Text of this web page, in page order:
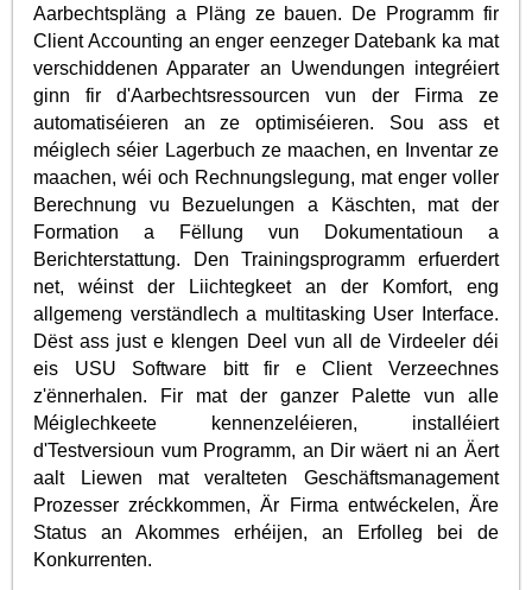
Aarbechtspläng a Pläng ze bauen. De Programm fir
Client Accounting an enger eenzeger Datebank ka mat
verschiddenen Apparater an Uwendungen integréiert
ginn fir d'Aarbechtsressourcen vun der Firma ze
automatiséieren an ze optimiséieren. Sou ass et
méiglech séier Lagerbuch ze maachen, en Inventar ze
maachen, wéi och Rechnungslegung, mat enger voller
Berechnung vu Bezuelungen a Käschten, mat der
Formation a Fëllung vun Dokumentatioun a
Berichterstattung. Den Trainingsprogramm erfuerdert
net, wéinst der Liichtegkeet an der Komfort, eng
allgemeng verständlech a multitasking User Interface.
Dëst ass just e klengen Deel vun all de Virdeeler déi
eis USU Software bitt fir e Client Verzeechnes
z'ënnerhalen. Fir mat der ganzer Palette vun alle
Méiglechkeete kennenzeléieren, installéiert
d'Testversioun vum Programm, an Dir wäert ni an Äert
aalt Liewen mat veralteten Geschäftsmanagement
Prozesser zréckkommen, Är Firma entwéckelen, Äre
Status an Akommes erhéijen, an Erfolleg bei de
Konkurrenten.